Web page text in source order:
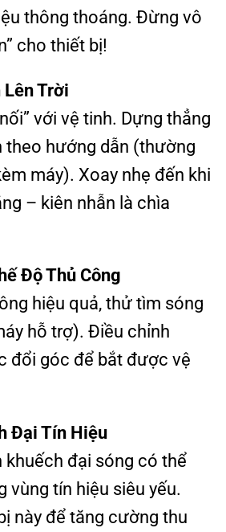
thông thoáng. Đừng vô
cho thiết bị!
Trời
với vệ tinh. Dựng thẳng
theo hướng dẫn (thường
máy). Xoay nhẹ đến khi
– kiên nhẫn là chìa
Độ Thủ Công
hiệu quả, thử tìm sóng
hỗ trợ). Điều chỉnh
đổi góc để bắt được vệ
Đại Tín Hiệu
khuếch đại sóng có thể
vùng tín hiệu siêu yếu.
này để tăng cường thu